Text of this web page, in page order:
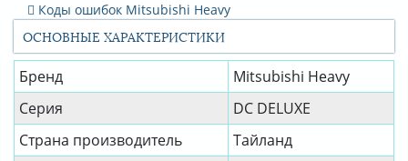
ОСНОВНЫЕ ХАРАКТЕРИСТИКИ
Бренд
Mitsubishi Heavy
Серия
DC DELUXE
Страна производитель
Тайланд
Коды ошибок Mitsubishi Heavy